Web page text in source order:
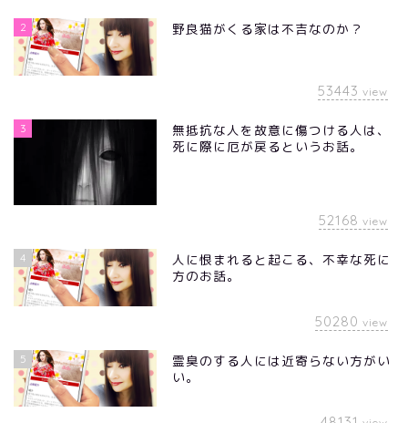
2 野良猫がくる家は不吉なのか？
53443 view
3
無抵抗な人を故意に傷つける人は、
死に際に厄が戻るというお話。
52168 view
4
人に恨まれると起こる、不幸な死に
方のお話。
50280 view
5
霊臭のする人には近寄らない方がい
い。